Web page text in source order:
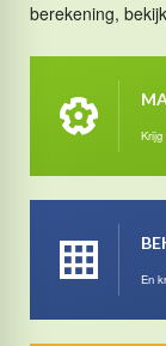
berekening,
En